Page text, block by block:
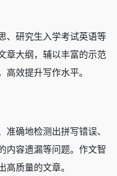
、研究生入学考试英语等
章大纲，辅以丰富的示范
效提升写作水平。
确地检测出拼写错误、
内容遗漏等问题。作文智
质量的文章。